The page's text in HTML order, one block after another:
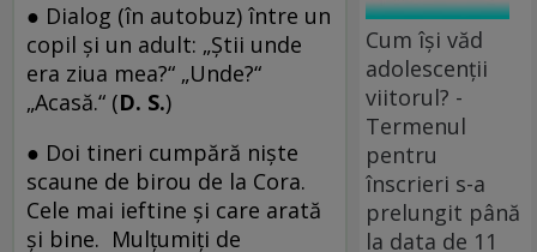
● Dialog (în autobuz) între un
copil şi un adult: „Ştii unde
era ziua mea?“ „Unde?“
„Acasă.“ (D. S.)
● Doi tineri cumpără nişte
scaune de birou de la Cora.
Cele mai ieftine şi care arată
şi bine. Mulţumiţi de
Cum își văd
adolescenții
viitorul? -
Termenul
pentru
înscrieri s-a
prelungit până
la data de 11